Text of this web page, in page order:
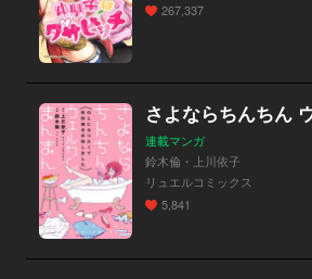
267,337
連載マンガ
鈴木倫・上川依子
リュエルコミックス
5,841